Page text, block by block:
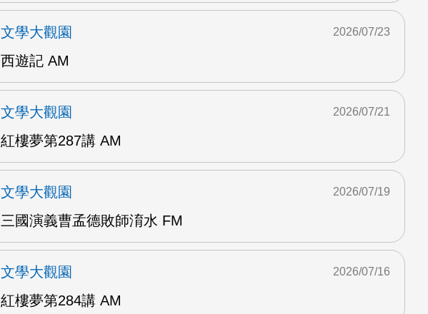
文學大觀園
西遊記 AM
2026/07/23
文學大觀園
紅樓夢第287講 AM
2026/07/21
文學大觀園
三國演義曹孟德敗師淯水 FM
2026/07/19
文學大觀園
紅樓夢第284講 AM
2026/07/16